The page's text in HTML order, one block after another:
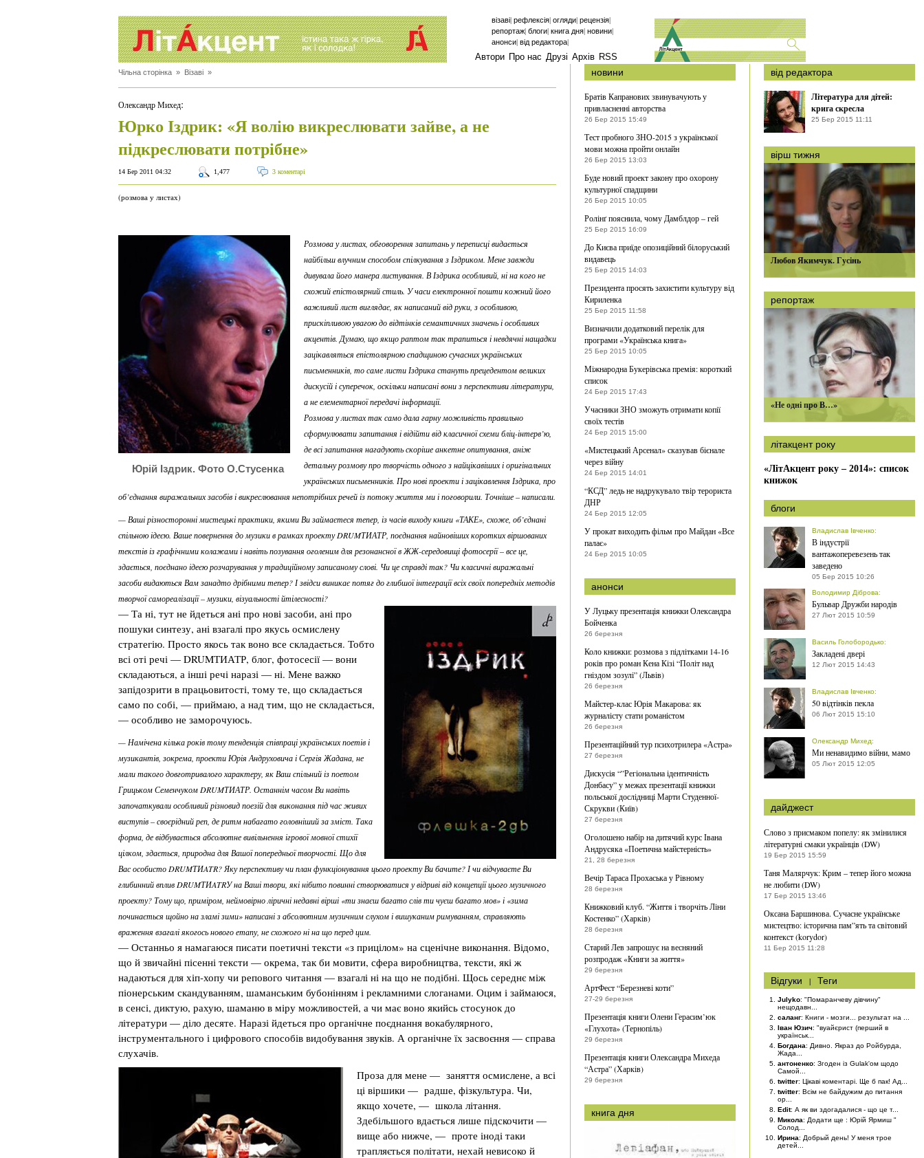
візаві| рефлексія| огляди| рецензія|
репортаж| блоги| книга дня| новини|
анонси| від редактора|
Автори Про нас Друзі Архів RSS
Чільна сторінка » Візаві »
Олександр Михед:
Юрко Іздрик: «Я волію викреслювати зайве, а не
підкреслювати потрібне»
14 Бер 2011 04:32 1,477 3 коментарі
(розмова у листах)
Юрій Іздрик. Фото О.Стусенка
Розмова у листах, обговорення запитань у переписці видається
найбільш влучним способом спілкування з Іздриком. Мене завжди
дивувала його манера листування. В Іздрика особливий, ні на кого не
схожий епістолярний стиль. У часи електронної пошти кожний його
важливий лист виглядає, як написаний від руки, з особливою,
прискіпливою увагою до відтінків семантичних значень і особливих
акцентів. Думаю, що якщо раптом так трапиться і невдячні нащадки
зацікавляться епістолярною спадщиною сучасних українських
письменників, то саме листи Іздрика стануть прецедентом великих
дискусій і суперечок, оскільки написані вони з перспективи літератури,
а не елементарної передачі інформації.
Розмова у листах так само дала гарну можливість правильно
сформулювати запитання і відійти від класичної схеми бліц-інтерв’ю,
де всі запитання нагадують скоріше анкетне опитування, аніж
детальну розмову про творчість одного з найцікавіших і оригінальних
українських письменників. Про нові проекти і зацікавлення Іздрика, про
об’єднання виражальних засобів і викреслювання непотрібних речей із потоку життя ми і поговорили. Точніше – написали.
— Ваші різносторонні мистецькі практики, якими Ви займаєтеся тепер, із часів виходу книги «ТАКЕ», схоже, об’єднані
спільною ідеєю. Ваше повернення до музики в рамках проекту DRUMТИАТР, поєднання найновіших коротких віршованих
текстів із графічними колажами і навіть позування оголеним для резонансної в ЖЖ-середовищі фотосерії – все це,
здається, поєднано ідеєю розчарування у традиційному записаному слові. Чи це справді так? Чи класичні виражальні
засоби видаються Вам занадто дрібними тепер? І звідси виникає потяг до глибшої інтеграції всіх своїх попередніх методів
творчої самореалізації – музики, візуальності йтілесності?
— Та ні, тут не йдеться ані про нові засоби, ані про
пошуки синтезу, ані взагалі про якусь осмислену
стратегію. Просто якось так воно все складається. Тобто
всі оті речі — DRUMТИАТР, блог, фотосесії — вони
складаються, а інші речі наразі — ні. Мене важко
запідозрити в працьовитості, тому те, що складається
само по собі, — приймаю, а над тим, що не складається,
— особливо не заморочуюсь.
— Намічена кілька років тому тенденція співпраці українських поетів і
музикантів, зокрема, проекти Юрія Андруховича і Сергія Жадана, не
мали такого довготривалого характеру, як Ваш спільний із поетом
Грицьком Семенчуком DRUMТИАТР. Останнім часом Ви навіть
започаткували особливий різновид поезій для виконання під час живих
виступів – своєрідний реп, де ритм набагато головніший за зміст. Така
форма, де відбувається абсолютне вивільнення ігрової мовної стихії
цілком, здається, природна для Вашої попередньої творчості. Що для
Вас особисто DRUMТИATR? Яку перспективу чи план функціонування цього проекту Ви бачите? І чи відчуваєте Ви
глибинний вплив DRUMТИATRУ на Ваші твори, які нібито повинні створюватися у відриві від концепції цього музичного
проекту? Тому що, приміром, неймовірно ліричні недавні вірші «ти знаєш багато слів ти чуєш багато мов» і «зима
починається щойно на зламі зими» написані з абсолютним музичним слухом і вишуканим римуванням, справляють
враження взагалі якогось нового етапу, не схожого ні на що перед цим.
— Останньо я намагаюся писати поетичні тексти «з прицілом» на сценічне виконання. Відомо,
що й звичайні пісенні тексти — окрема, так би мовити, сфера виробництва, тексти, які ж
надаються для хіп-хопу чи репового читання — взагалі ні на що не подібні. Щось середнє між
піонерським скандуванням, шаманським бубонінням і рекламними слоганами. Оцим і займаюся,
в сенсі, диктую, рахую, шаманю в міру можливостей, а чи має воно якийсь стосунок до
літератури — діло десяте. Наразі йдеться про органічне поєднання вокабулярного,
інструментального і цифрового способів видобування звуків. А органічне їх засвоєння — справа
слухачів.
Проза для мене — заняття осмислене, а всі
ці віршики — радше, фізкультура. Чи,
якщо хочете, — школа літання.
Здебільшого вдається лише підскочити —
вище або нижче, — проте іноді таки
трапляється політати, нехай невисоко й
новини
Братів Капранових звинувачують у
привласненні авторства
26 Бер 2015 15:49
Тест пробного ЗНО-2015 з української
мови можна пройти онлайн
26 Бер 2015 13:03
Буде новий проект закону про охорону
культурної спадщини
26 Бер 2015 10:05
Ролінґ пояснила, чому Дамблдор – гей
25 Бер 2015 16:09
До Києва приїде опозиційний білоруський
видавець
25 Бер 2015 14:03
Президента просять захистити культуру від
Кириленка
25 Бер 2015 11:58
Визначили додатковий перелік для
програми «Українська книга»
25 Бер 2015 10:05
Міжнародна Букерівська премія: короткий
список
24 Бер 2015 17:43
Учасники ЗНО зможуть отримати копії
своїх тестів
24 Бер 2015 15:00
«Мистецький Арсенал» сказував бієнале
через війну
24 Бер 2015 14:01
“КСД” ледь не надрукувало твір терориста
ДНР
24 Бер 2015 12:05
У прокат виходить фільм про Майдан «Все
палає»
24 Бер 2015 10:05
анонси
У Луцьку презентація книжки Олександра
Бойченка
26 березня
Коло книжки: розмова з підлітками 14-16
років про роман Кена Кізі “Політ над
гніздом зозулі” (Львів)
26 березня
Майстер-клас Юрія Макарова: як
журналісту стати романістом
26 березня
Презентаційний тур психотрилера «Астра»
27 березня
Дискусія “”Регіональна ідентичність
Донбасу” у межах презентації книжки
польської дослідниці Марти Студенної-
Скрукви (Київ)
27 березня
Оголошено набір на дитячий курс Івана
Андрусяка «Поетична майстерність»
21, 28 березня
Вечір Тараса Прохаська у Рівному
28 березня
Книжковий клуб. “Життя і творчіть Ліни
Костенко” (Харків)
28 березня
Старий Лев запрошує на весняний
розпродаж «Книги за життя»
29 березня
АртФест “Березневі коти”
27-29 березня
Презентація книги Олени Герасим’юк
«Глухота» (Тернопіль)
29 березня
Презентація книги Олександра Михеда
“Астра” (Харків)
29 березня
книга дня
від редактора
Література для дітей:
крига скресла
25 Бер 2015 11:11
вірш тижня
Любов Якимчук. Гусінь
репортаж
«Не одні про В…»
літакцент року
«ЛітАкцент року – 2014»: список
книжок
блоги
Владислав Івченко:
В індустрії
вантажоперевезень так
заведено
05 Бер 2015 10:26
Володимир Діброва:
Бульвар Дружби народів
27 Лют 2015 10:59
Василь Голобородько:
Закладені двері
12 Лют 2015 14:43
Владислав Івченко:
50 відтінків пекла
06 Лют 2015 15:10
Олександр Михед:
Ми ненавидимо війни, мамо
05 Лют 2015 12:05
дайджест
Слово з присмаком попелу: як змінилися
літературні смаки українців (DW)
19 Бер 2015 15:59
Таня Малярчук: Крим – тепер його можна
не любити (DW)
17 Бер 2015 13:46
Оксана Баршинова. Сучасне українське
мистецтво: історична пам”ять та світовий
контекст (korydor)
11 Бер 2015 11:28
Відгуки | Теги
Julyko: "Помаранчеву дівчину"
нещодавн...
саланг: Книги - мозги... результат на ...
Іван Юзич: "вуайєрист (перший в
українськ...
Богдана: Дивно. Якраз до Ройбурда,
Жада...
антоненко: Згоден із Gulak'ом щодо
Самой...
twitter: Цікаві коментарі. Ще б пак! Ад...
twitter: Всім не байдужим до питання
ор...
Edit: А як ви здогадалися - що це т...
Микола: Додати ще : Юрій Ярмиш "
Солод...
Ирина: Добрый день! У меня трое
детей...